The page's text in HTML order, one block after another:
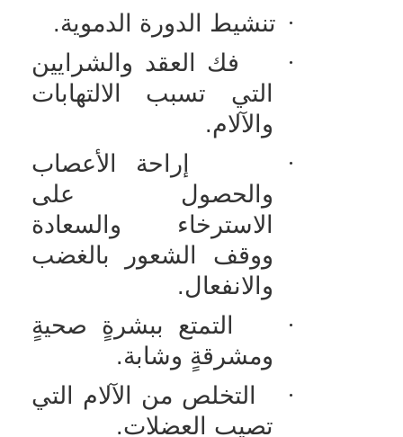
· تنشيط الدورة الدموية.
·
فك العقد والشرايين
التي تسبب الالتهابات
والآلام.
·
إراحة الأعصاب
والحصول على
الاسترخاء والسعادة
ووقف الشعور بالغضب
والانفعال.
·
التمتع ببشرةٍ صحيةٍ
ومشرقةٍ وشابة.
·
التخلص من الآلام التي
تصيب العضلات.